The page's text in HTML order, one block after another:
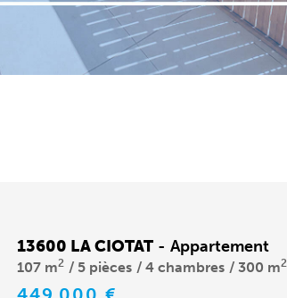
13600 LA CIOTAT - Appartement
107 m2 5 pièces 4 chambres 300 m2